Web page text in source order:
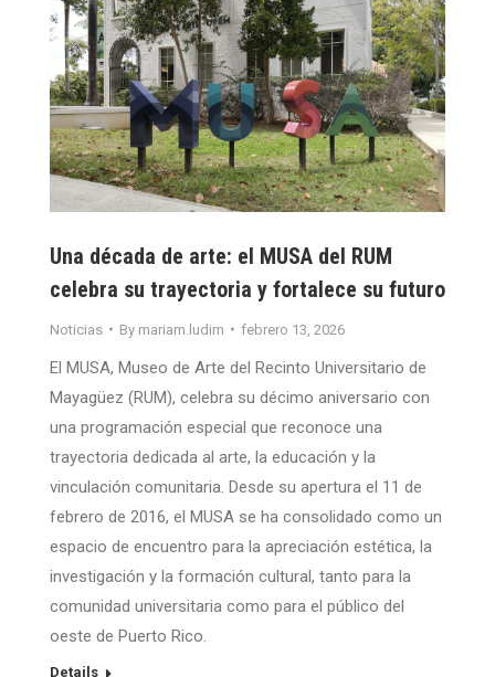
Una década de arte: el MUSA del RUM
celebra su trayectoria y fortalece su futuro
Noticias By mariam.ludim febrero 13, 2026
El MUSA, Museo de Arte del Recinto Universitario de
Mayagüez (RUM), celebra su décimo aniversario con
una programación especial que reconoce una
trayectoria dedicada al arte, la educación y la
vinculación comunitaria. Desde su apertura el 11 de
febrero de 2016, el MUSA se ha consolidado como un
espacio de encuentro para la apreciación estética, la
investigación y la formación cultural, tanto para la
comunidad universitaria como para el público del
oeste de Puerto Rico.
Details